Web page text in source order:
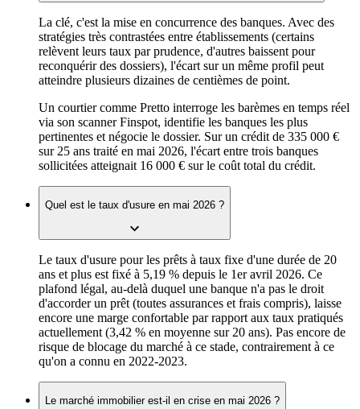
La clé, c'est la mise en concurrence des banques. Avec des
stratégies très contrastées entre établissements (certains
relèvent leurs taux par prudence, d'autres baissent pour
reconquérir des dossiers), l'écart sur un même profil peut
atteindre plusieurs dizaines de centièmes de point.
Un courtier comme Pretto interroge les barèmes en temps réel
via son scanner Finspot, identifie les banques les plus
pertinentes et négocie le dossier. Sur un crédit de 335 000 €
sur 25 ans traité en mai 2026, l'écart entre trois banques
sollicitées atteignait 16 000 € sur le coût total du crédit.
Quel est le taux d'usure en mai 2026 ?
Le taux d'usure pour les prêts à taux fixe d'une durée de 20
ans et plus est fixé à 5,19 % depuis le 1er avril 2026. Ce
plafond légal, au-delà duquel une banque n'a pas le droit
d'accorder un prêt (toutes assurances et frais compris), laisse
encore une marge confortable par rapport aux taux pratiqués
actuellement (3,42 % en moyenne sur 20 ans). Pas encore de
risque de blocage du marché à ce stade, contrairement à ce
qu'on a connu en 2022-2023.
Le marché immobilier est-il en crise en mai 2026 ?